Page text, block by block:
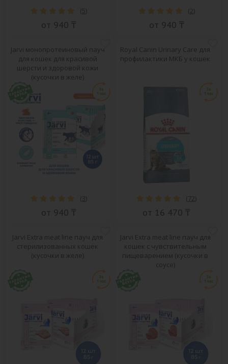
(5)
от 940 ₸
(2)
от 940 ₸
Jarvi монопротеиновый пауч
для кошек для красивой
шерсти и здоровой кожи
(кусочки в желе)
( 3)
от 940 ₸
Royal Canin Urinary Care для
профилактики МКБ у кошек
( 72)
от 16 470 ₸
Jarvi Extra meat line пауч для
стерилизованных кошек
(кусочки в желе)
Jarvi Extra meat line пауч для
кошек с чувствительным
пищеварением (кусочки в
соусе)